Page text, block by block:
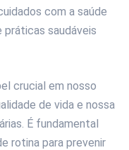
com a saúde
saudáveis
crucial em nosso
de vida e nossa
É fundamental
rotina para prevenir